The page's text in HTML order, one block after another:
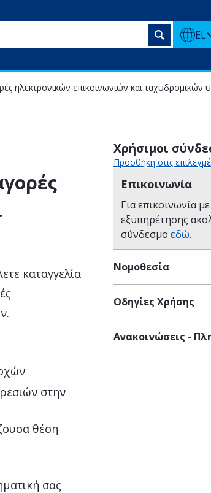
EL
ηλεκτρονικών επικοινωνιών και ταχυδρομικών
καταγγελία
στην
θέση
σας
Χρήσιμοι
Προσθήκη στις
Επικοινωνία
Για επικοινωνία
εξυπηρέτησης
σύνδεσμο εδώ.
Νομοθεσία
Οδηγίες Χρήσης
Ανακοινώσεις -